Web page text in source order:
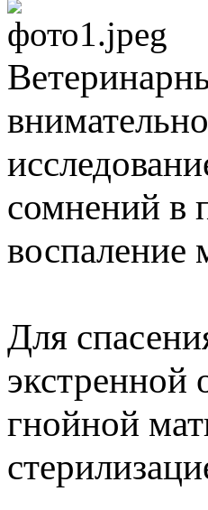
сомнений в
воспаление
Для
экстренной
гнойной